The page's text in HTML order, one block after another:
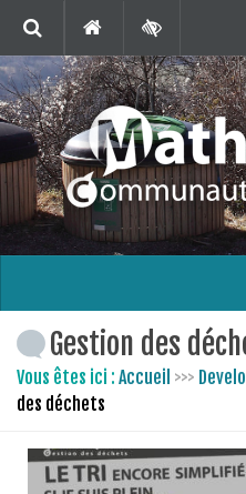
Matheysine Tourisme
Contact
Marchés Publics
Publications
Téléchargements
Carte interactive
En 1 clic !
L’intercommunalité
Le territoire
Bus France Services en
Les compétences
Gestion des
Vous êtes ici : Accueil >>>
des déchets